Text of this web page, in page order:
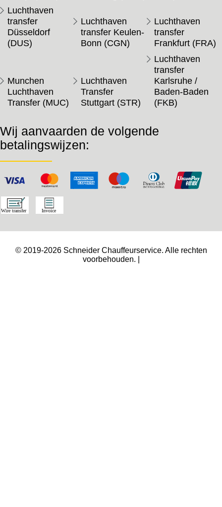
Luchthaven
transfer
Düsseldorf
(DUS)
Luchthaven
transfer Keulen-
Bonn (CGN)
Luchthaven
transfer
Frankfurt (FRA)
Munchen
Luchthaven
Transfer (MUC)
Luchthaven
Transfer
Stuttgart (STR)
Luchthaven
transfer
Karlsruhe /
Baden-Baden
(FKB)
Wij aanvaarden de volgende
betalingswijzen:
© 2019-2026 Schneider Chauffeurservice. Alle rechten
voorbehouden. |